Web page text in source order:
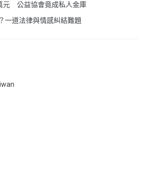
元 公益協會竟成私人金庫
一道法律與情感糾結難題